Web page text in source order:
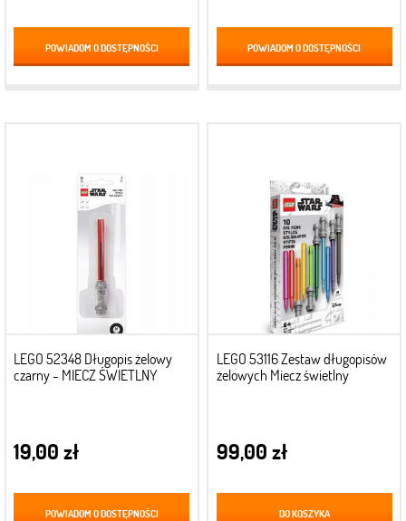
POWIADOM O DOSTĘPNOŚCI POWIADOM O DOSTĘPNOŚCI
LEGO 52348 Długopis żelowy
czarny - MIECZ ŚWIETLNY
19,00 zł
POWIADOM O DOSTĘPNOŚCI
LEGO 53116 Zestaw długopisów
żelowych Miecz świetlny
99,00 zł
DO KOSZYKA